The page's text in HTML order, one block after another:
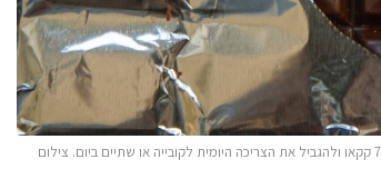
כדי להפיק את המרב משוקולד מריר מומלץ לבחור שוקולד המכיל לפחות 70% קקאו ולהגביל את הצריכה היומית לקובייה או שתיים ביום. צילום